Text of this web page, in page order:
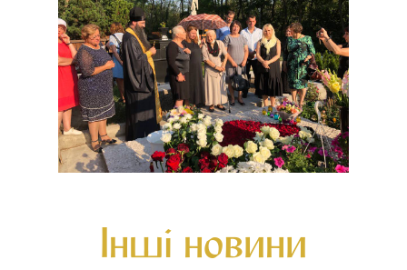
Інші новини